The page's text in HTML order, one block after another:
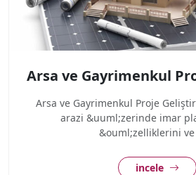
Arsa ve Gayrimenkul
Arsa ve Gayrimenkul Proje
arazi &uuml;zerinde imar
&ouml;zelliklerini ve
incele